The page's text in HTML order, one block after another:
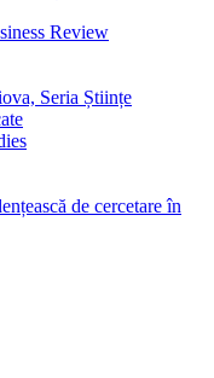
Review
Seria Științe
de cercetare în